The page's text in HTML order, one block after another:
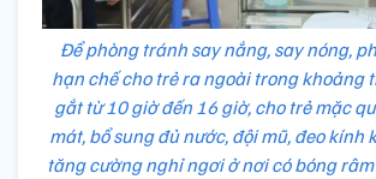
Để phòng tránh say nắng, say nóng,
hạn chế cho trẻ ra ngoài trong khoảng
gắt từ 10 giờ đến 16 giờ, cho trẻ mặc
mát, bổ sung đủ nước, đội mũ, đeo kính
tăng cường nghỉ ngơi ở nơi có bóng